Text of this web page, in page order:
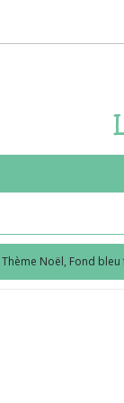
Noël, Fond